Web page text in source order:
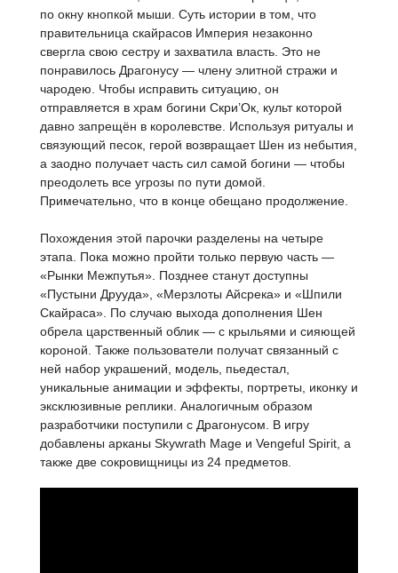
по окну кнопкой мыши. Суть истории в том, что
правительница скайрасов Империя незаконно
свергла свою сестру и захватила власть. Это не
понравилось Драгонусу — члену элитной стражи и
чародею. Чтобы исправить ситуацию, он
отправляется в храм богини Скри’Ок, культ которой
давно запрещён в королевстве. Используя ритуалы и
связующий песок, герой возвращает Шен из небытия,
а заодно получает часть сил самой богини — чтобы
преодолеть все угрозы по пути домой.
Примечательно, что в конце обещано продолжение.
Похождения этой парочки разделены на четыре
этапа. Пока можно пройти только первую часть —
«Рынки Межпутья». Позднее станут доступны
«Пустыни Друуда», «Мерзлоты Айсрека» и «Шпили
Скайраса». По случаю выхода дополнения Шен
обрела царственный облик — с крыльями и сияющей
короной. Также пользователи получат связанный с
ней набор украшений, модель, пьедестал,
уникальные анимации и эффекты, портреты, иконку и
эксклюзивные реплики. Аналогичным образом
разработчики поступили с Драгонусом. В игру
добавлены арканы Skywrath Mage и Vengeful Spirit, а
также две сокровищницы из 24 предметов.